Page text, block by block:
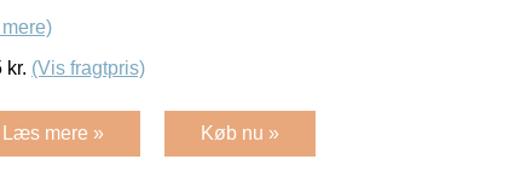
kr. (Vis fragtpris)
Læs mere » Køb nu »